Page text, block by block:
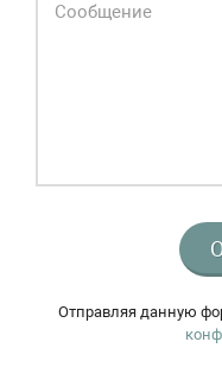
Отправляя данную